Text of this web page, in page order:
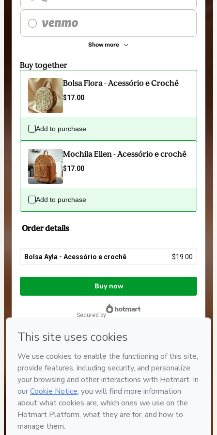
Show more
Buy together
Bolsa Flora - Acessório e Crochê
$17.00
Add to purchase
Mochila Ellen - Acessório e crochê
$17.00
Add to purchase
Order details
Bolsa Ayla - Acessório e crochê $19.00
Total
$19.00
Buy now
secured by
Can't complete this purchase? Please visit our Help Center
If you need to submit a request to our support team, please
provide the code below:
Was your information autofill in?Click here to learn more
By clicking 'Buy Now' I declare that I (i) understand that
Hotmart is processing this order on behalf of
handmadeand has no responsibility for the content and/or